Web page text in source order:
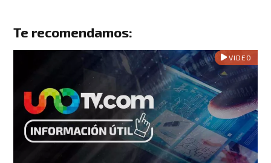
Te recomendamos:
VIDEO